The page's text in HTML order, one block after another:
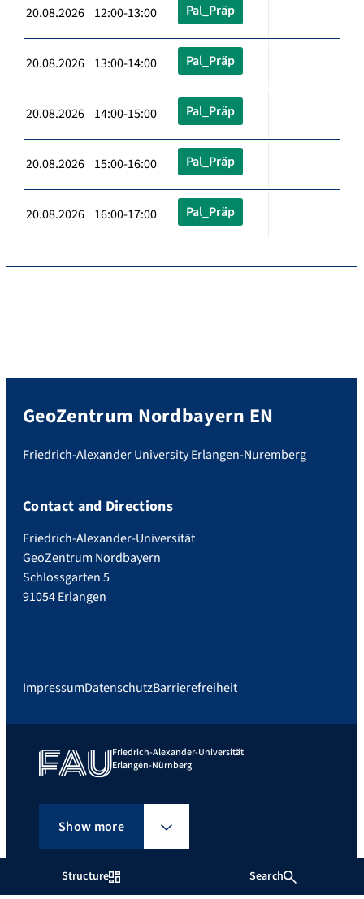
Structure Search
20.08.2026 12:00-13:00 Pal_Präp
20.08.2026 13:00-14:00 Pal_Präp
20.08.2026 14:00-15:00 Pal_Präp
20.08.2026 15:00-16:00 Pal_Präp
20.08.2026 16:00-17:00 Pal_Präp
GeoZentrum Nordbayern EN
Friedrich-Alexander University Erlangen-Nuremberg
Contact and Directions
Friedrich-Alexander-Universität
GeoZentrum Nordbayern
Schlossgarten 5
91054 Erlangen
ImpressumDatenschutzBarrierefreiheit
Friedrich-Alexander-Universität
Erlangen-Nürnberg
Show more